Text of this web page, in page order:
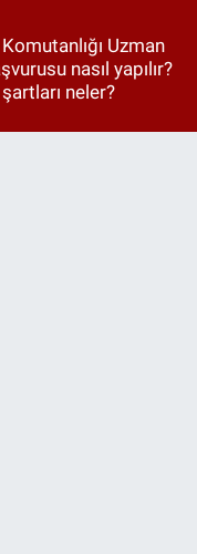
Uzman
nasıl yapılır?
neler?